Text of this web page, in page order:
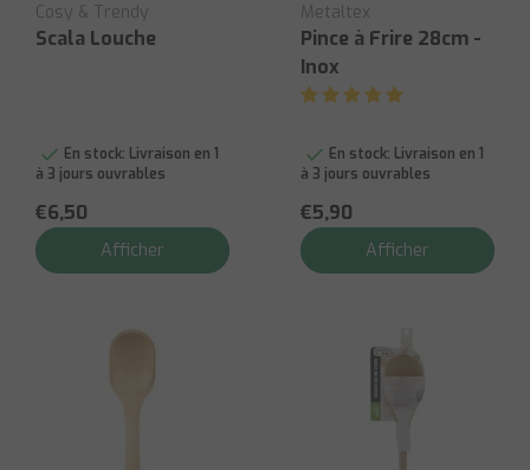
Cosy & Trendy
Scala Louche
En stock: Livraison en 1
à 3 jours ouvrables
€6,50
Afficher
Metaltex
Pince à Frire 28cm -
Inox
En stock: Livraison en 1
à 3 jours ouvrables
€5,90
Afficher